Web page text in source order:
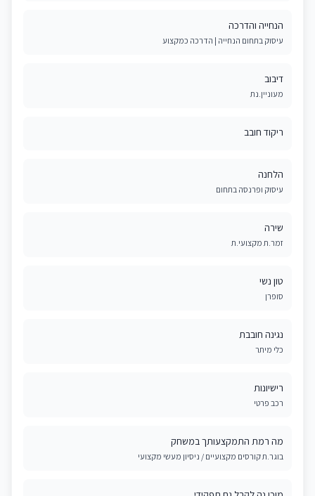
הנחייה והדרכה
עיסוק בתחום הנחייה | הדרכה כמקצוע
דיבוב
מעוניין.נת
ריקוד חובב
הלחנה
עיסוק ופרנסה בתחום
שירה
זמר.ת מקצועי.ת
טון נשי
סופרן
נגינה חובבת
כלי מיתר
רישיונות
רכב פרטי
מה רמת התמקצעותך במשחק
בוגר.ת קורסים מקצועיים / ניסיון מעשי מקצועי